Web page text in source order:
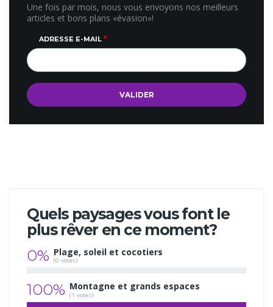
Une fois par mois, nous vous envoyons nos meilleurs
articles et bons plans «évasion»!
ADRESSE E-MAIL
Quels paysages vous font le
plus rêver en ce moment?
0% Plage, soleil et cocotiers
(0 votes)
100% Montagne et grands espaces
(1 votes)